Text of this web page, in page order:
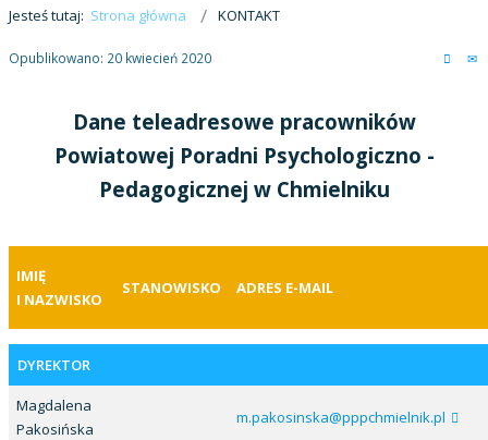
Jesteś tutaj: Strona główna KONTAKT
Opublikowano: 20 kwiecień 2020
Dane teleadresowe pracowników
Powiatowej Poradni Psychologiczno -
Pedagogicznej w Chmielniku
IMIĘ
I NAZWISKO
STANOWISKO ADRES E-MAIL
DYREKTOR
Magdalena
Pakosińska
m.pakosinska@pppchmielnik.pl